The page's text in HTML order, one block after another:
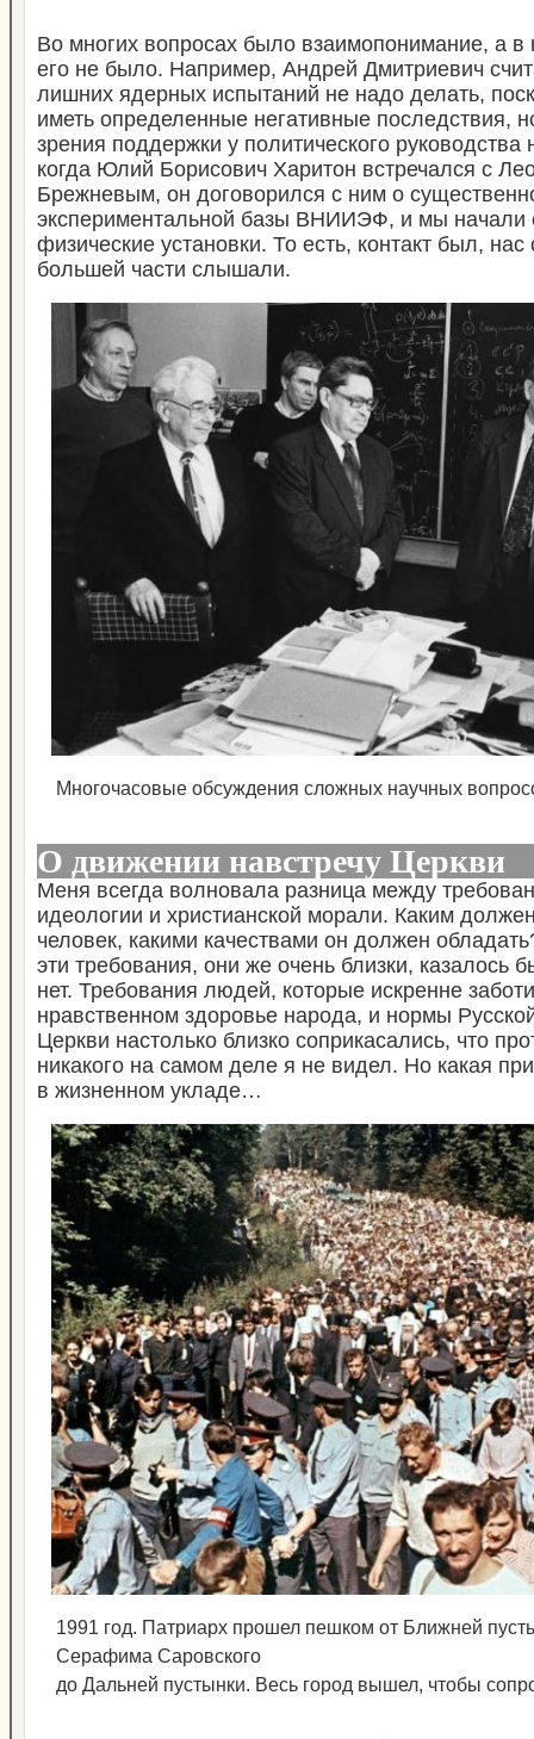
Во многих вопросах было взаимопонимание, а в
его не было. Например, Андрей Дмитриевич
лишних ядерных испытаний не надо делать,
иметь определенные негативные последствия,
зрения поддержки у политического
когда Юлий Борисович Харитон встречался с
Брежневым, он договорился с ним о
экспериментальной базы ВНИИЭФ, и мы начали
физические установки. То есть, контакт был,
большей части слышали.
Многочасовые обсуждения сложных научных
О движении навстречу Церкви
Меня всегда волновала разница между
идеологии и христианской морали. Каким
человек, какими качествами он должен
эти требования, они же очень близки, казалось
нет. Требования людей, которые искренне
нравственном здоровье народа, и нормы
Церкви настолько близко соприкасались, что
никакого на самом деле я не видел. Но какая
в жизненном укладе…
1991 год. Патриарх прошел пешком от Ближней
Серафима Саровского
до Дальней пустынки. Весь город вышел, чтобы